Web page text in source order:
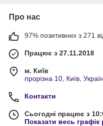
Про нас
97% позитивних з 271
Працює з 27.11.2018
м. Київ
прорізна 10, Київ,
Контакти
Сьогодні працює з
Показати весь графік